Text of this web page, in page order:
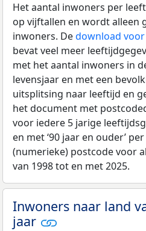
Het aantal inwoners per
op vijftallen en wordt alleen
inwoners. Dedownload
bevat veel meer
met het aantal inwoners in
levensjaar en met een
uitsplitsing naar leeftijd en
het document met
voor iedere 5 jarige
en met ‘90 jaar en ouder’
(numerieke) postcode voor
van 1998 tot en met 2025.
Inwoners naar land
jaar